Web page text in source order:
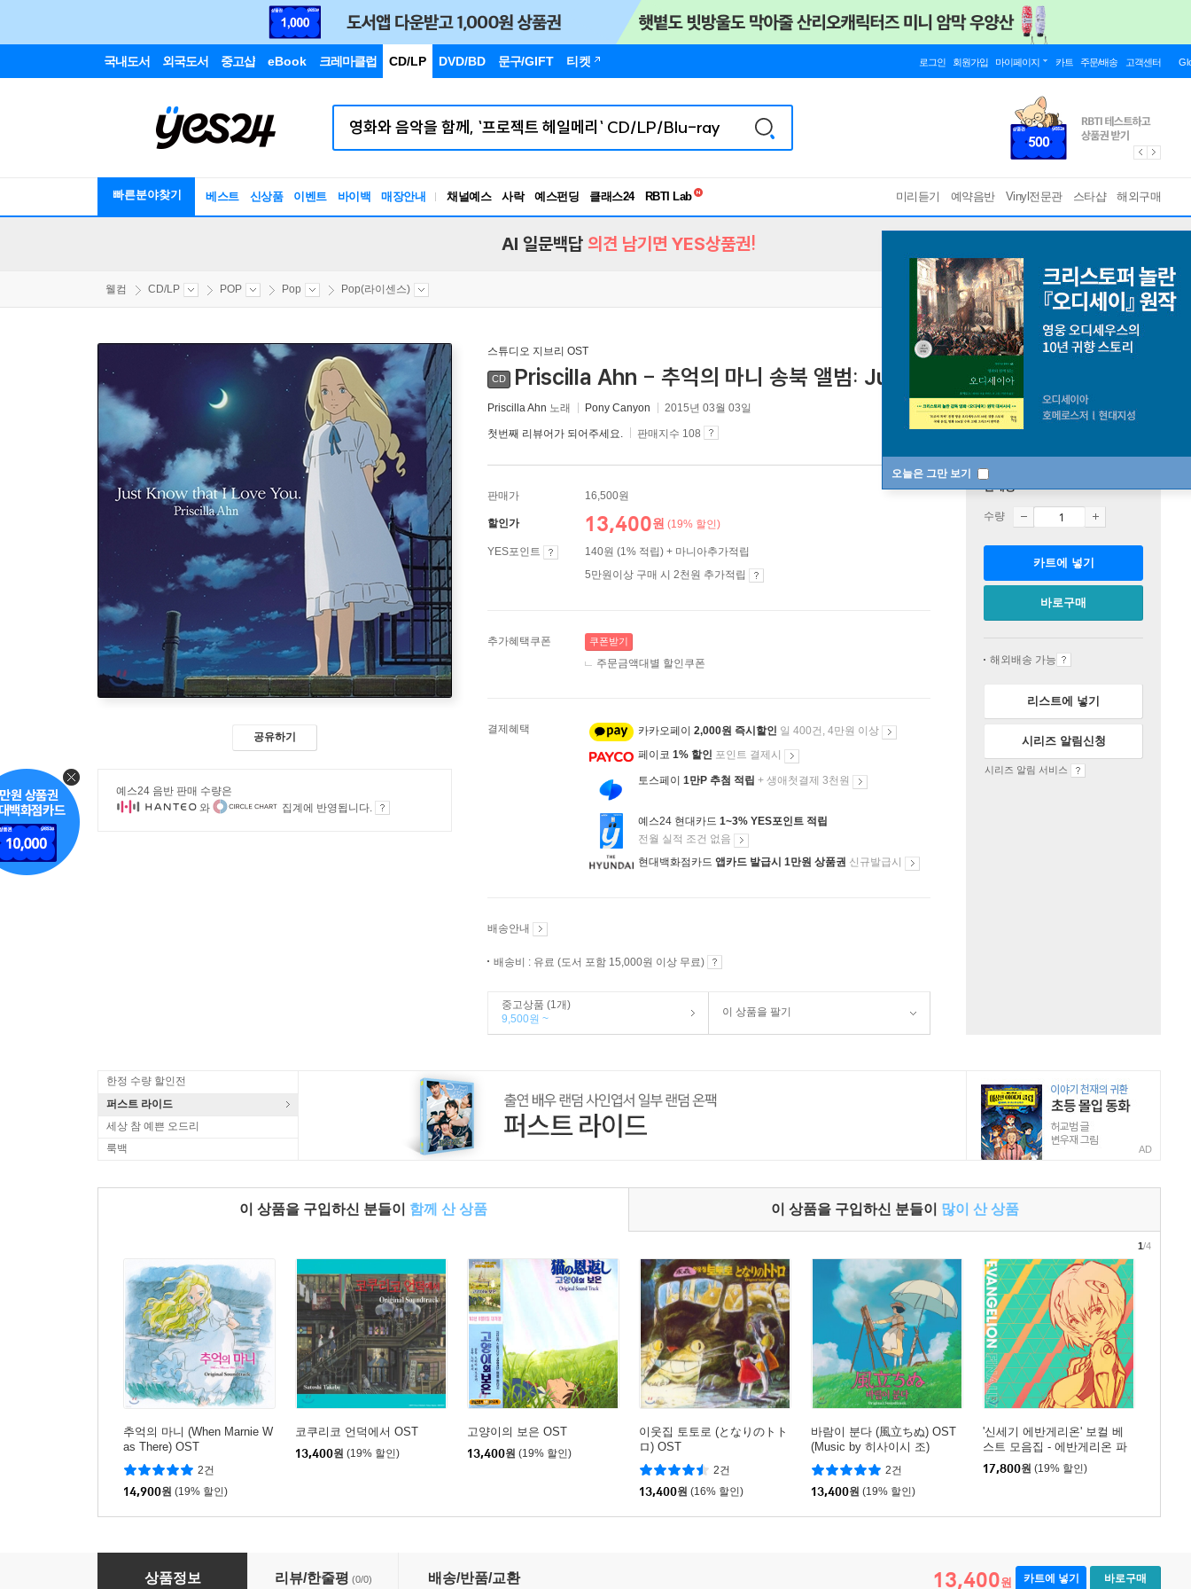
국내도서 외국도서 중고샵 eBook 크레마클럽 CD/LP DVD/BD 문구/GIFT 티켓 로그인 회원가입 마이페이지 카트 주문/배송 고객센터
빠른분야찾기 베스트 신상품 이벤트 바이백 매장안내 채널예스 사락 예스펀딩 클래스24
독서유형검사
미리듣기 예약음반 Vinyl전문관 스타샵 해외구매
오늘은 그만 보기
AI 일문백답 의견 남기면 YES상품권!
웰컴 CD/LP POP Pop Pop(라이센스)
공유하기
예스24 음반 판매 수량은
와
집계에 반영됩니다.
스튜디오 지브리 OST
CD Priscilla Ahn - 추억의 마니 송북 앨범: Just Know that I Love You
Priscilla Ahn 노래 Pony Canyon 2015년 03월 03일
첫번째 리뷰어가 되어주세요. 판매지수 108
판매가 16,500원
할인가 13,400원 (19% 할인)
YES포인트
140원 (1% 적립) + 마니아추가적립
5만원이상 구매 시 2천원 추가적립
추가혜택쿠폰 쿠폰받기
주문금액대별 할인쿠폰
결제혜택 카카오페이 2,000원 즉시할인 일 400건, 4만원 이상
페이코 1% 할인 포인트 결제시
토스페이 1만P 추첨 적립 + 생애첫결제 3천원
예스24 현대카드 1~3% YES포인트 적립
전월 실적 조건 없음
현대백화점카드 앱카드 발급시 1만원 상품권 신규발급시
배송안내
배송비 : 유료 (도서 포함 15,000원 이상 무료)
중고상품 (1개)
9,500원 ~
이 상품을 팔기
판매중
수량
카트에 넣기
바로구매
해외배송 가능
리스트에 넣기
시리즈 알림신청
시리즈 알림 서비스
한정 수량 할인전
퍼스트 라이드
세상 참 예쁜 오드리
룩백
AD
이 상품을 구입하신 분들이 함께 산 상품 이 상품을 구입하신 분들이 많이 산 상품
추억의 마니 (When Marnie W
as There) OST
2건
14,900원 (19% 할인)
코쿠리코 언덕에서 OST
13,400원 (19% 할인)
고양이의 보은 OST
13,400원 (19% 할인)
이웃집 토토로 (となりのトト
ロ) OST
2건
13,400원 (16% 할인)
바람이 분다 (風立ちぬ) OST
(Music by 히사이시 조)
2건
13,400원 (19% 할인)
'신세기 에반게리온' 보컬 베
스트 모음집 - 에반게리온 파
이널리 (Evangelion Finally)
17,800원 (19% 할인)
1/4
Priscilla Ahn - 추억의 마니 송북 앨범: Just Know that I Love You
상품정보 리뷰/한줄평 (0/0) 배송/반품/교환 13,400원 카트에 넣기 바로구매